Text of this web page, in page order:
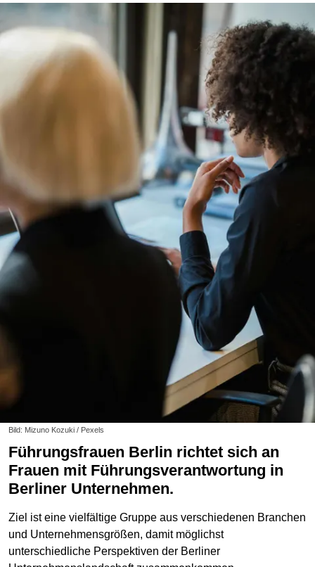
Bild: Mizuno Kozuki / Pexels
Führungsfrauen Berlin richtet sich an
Frauen mit Führungsverantwortung in
Berliner Unternehmen.
Ziel ist eine vielfältige Gruppe aus verschiedenen Branchen
und Unternehmensgrößen, damit möglichst
unterschiedliche Perspektiven der Berliner